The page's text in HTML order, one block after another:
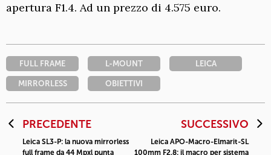
apertura F1.4. Ad un prezzo di 4.575 euro.
FULL FRAME L-MOUNT LEICA
MIRRORLESS OBIETTIVI
PRECEDENTE
Leica SL3-P: la nuova mirrorless
full frame da 44 Mpxl punta
SUCCESSIVO
Leica APO-Macro-Elmarit-SL
100mm F2.8: il macro per sistema